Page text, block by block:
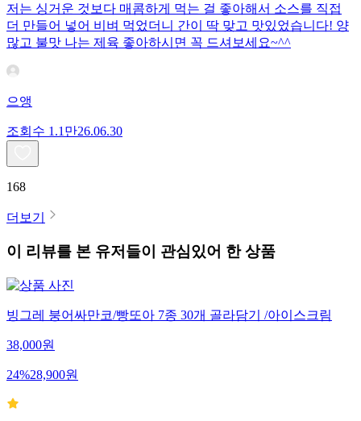
저는 싱거운 것보다 매콤하게 먹는 걸 좋아해서 소스를 직접
더 만들어 넣어 비벼 먹었더니 간이 딱 맞고 맛있었습니다! 양
많고 불맛 나는 제육 좋아하시면 꼭 드셔보세요~^^
으앵
조회수 1.1만26.06.30
168
더보기
이 리뷰를 본 유저들이 관심있어 한 상품
빙그레 붕어싸만코/빵또아 7종 30개 골라담기 /아이스크림
38,000원
24%28,900원